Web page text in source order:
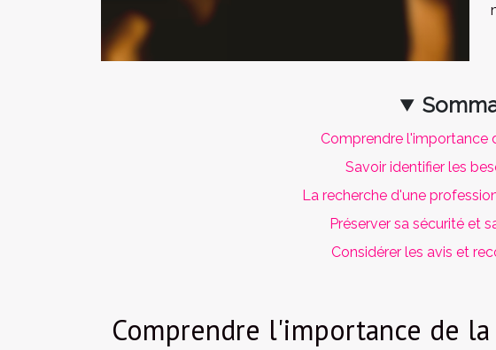
Comprendre l'importance
Savoir identifier les
La recherche d'une
Préserver sa sécurité et
Considérer les avis et
Comprendre l'importance de